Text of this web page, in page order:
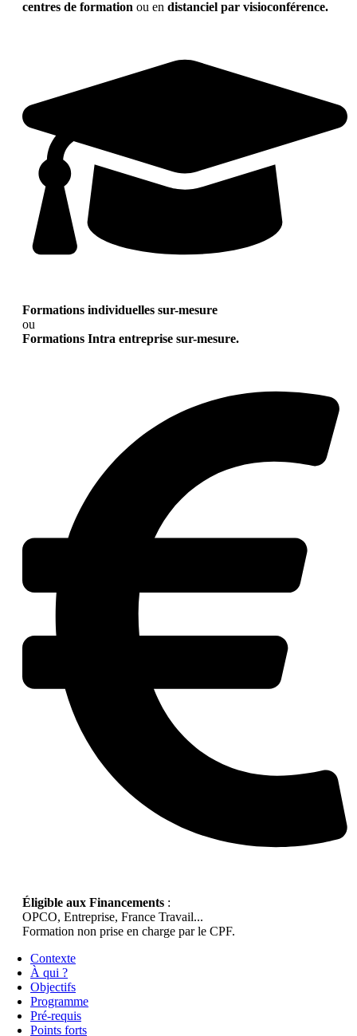
centres de formation ou en distanciel par visioconférence.
Formations individuelles sur-mesure
ou
Formations Intra entreprise sur-mesure.
Éligible aux Financements :
OPCO, Entreprise, France Travail...
Formation non prise en charge par le CPF.
Contexte
À qui ?
Objectifs
Programme
Pré-requis
Points forts